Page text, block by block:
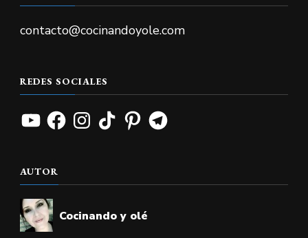
contacto@cocinandoyole.com
REDES SOCIALES
YouTubeFacebookInstagramTikTokPinterestTelegram
AUTOR
Cocinando y olé